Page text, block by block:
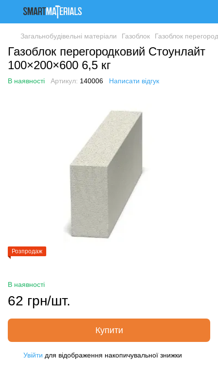
Загальнобудівельні матеріали Газоблок Газоблок
Газоблок перегородковий Стоунлайт
100×200×600 6,5 кг
В наявності Артикул: 140006 Написати відгук
Розпродаж
В наявності
62 грн/шт.
Купити
Увійти для відображення накопичувальної знижки